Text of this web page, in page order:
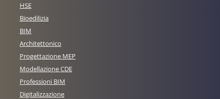
HSE
Bioedilizia
BIM
Architettonico
Progettazione MEP
Modellazione CDE
Professioni BIM
Digitalizzazione